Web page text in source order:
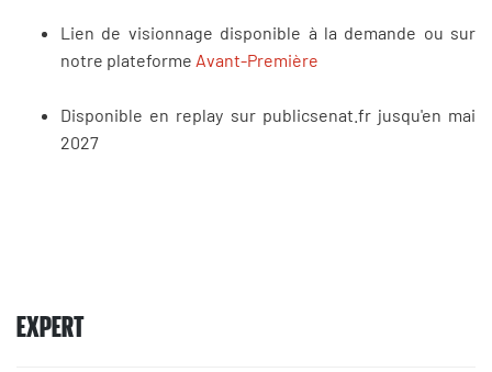
Lien de visionnage disponible à la demande ou sur
notre plateforme Avant-Première
Disponible en replay sur publicsenat.fr jusqu'en mai
2027
EXPERT